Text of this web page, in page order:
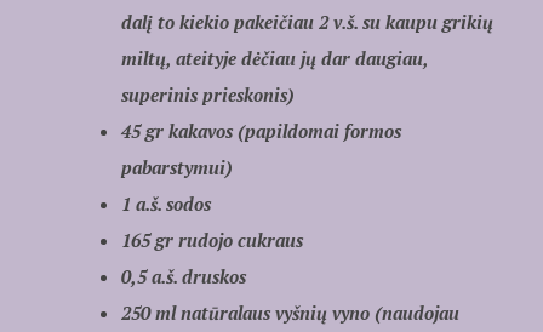
dalį to kiekio pakeičiau 2 v.š. su kaupu grikių
miltų, ateityje dėčiau jų dar daugiau,
superinis prieskonis)
45 gr kakavos (papildomai formos
pabarstymui)
1 a.š. sodos
165 gr rudojo cukraus
0,5 a.š. druskos
250 ml natūralaus vyšnių vyno (naudojau